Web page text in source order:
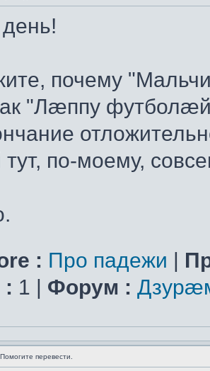
почему
"Лæппу
тут, по-моему,
: Про падежи |
: 1 | Форум :
Помогите перевести.